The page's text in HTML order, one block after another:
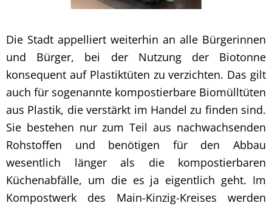
Die Stadt appelliert weiterhin an alle Bürgerinnen
und Bürger, bei der Nutzung der Biotonne
konsequent auf Plastiktüten zu verzichten. Das gilt
auch für sogenannte kompostierbare Biomülltüten
aus Plastik, die verstärkt im Handel zu finden sind.
Sie bestehen nur zum Teil aus nachwachsenden
Rohstoffen und benötigen für den Abbau
wesentlich länger als die kompostierbaren
Küchenabfälle, um die es ja eigentlich geht. Im
Kompostwerk des Main-Kinzig-Kreises werden